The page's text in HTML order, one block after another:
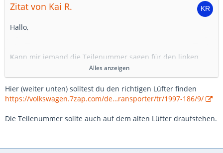
Zitat von Kai R.
Hallo,
Kann mir jemand die Teilenummer sagen für den linken
Lüfter, ACV Bj 1997 mit Klima und AHK? Es scheint mehrere
zu geben.
Dankeschön!
Alles anzeigen
Hier (weiter unten) solltest du den richtigen Lüfter finden
https://volkswagen.7zap.com/de…ransporter/tr/1997-186/9/
Die Teilenummer sollte auch auf dem alten Lüfter draufstehen.